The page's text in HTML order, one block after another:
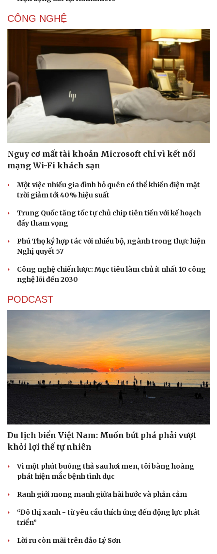
Doanh nghiệp
Thông tin doanh nghiệp
Doanh nghiệp 24h
Doanh nhân
Vì cộng đồng
Công nghệ
Sành điệu
Tin Công nghệ
Trải nghiệm
Chuyển đổi số
CÔNG NGHỆ
Nguy cơ mất tài khoản Microsoft chỉ vì kết nối
mạng Wi-Fi khách sạn
Một việc nhiều gia đình bỏ quên có thể khiến điện mặt
trời giảm tới 40% hiệu suất
Trung Quốc tăng tốc tự chủ chip tiên tiến với kế hoạch
đầy tham vọng
Phú Thọ ký hợp tác với nhiều bộ, ngành trong thực hiện
Nghị quyết 57
Công nghệ chiến lược: Mục tiêu làm chủ ít nhất 10 công
nghệ lõi đến 2030
PODCAST
Du lịch biển Việt Nam: Muốn bứt phá phải vượt
khỏi lợi thế tự nhiên
Vì một phút buông thả sau hơi men, tôi bàng hoàng
phát hiện mắc bệnh tình dục
Ranh giới mong manh giữa hài hước và phản cảm
“Đô thị xanh - từ yêu cầu thích ứng đến động lực phát
triển”
Lời ru còn mãi trên đảo Lý Sơn